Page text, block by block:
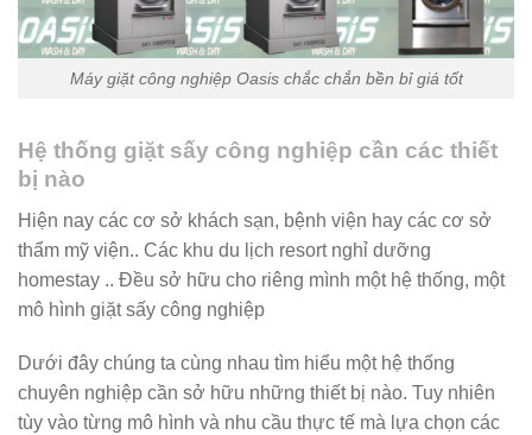
Máy giặt công nghiệp Oasis chắc chắn bền bỉ giá tốt
Hệ thống giặt sấy công nghiệp cần các thiết
bị nào
Hiện nay các cơ sở khách sạn, bệnh viện hay các cơ sở
thẩm mỹ viện.. Các khu du lịch resort nghỉ dưỡng
homestay .. Đều sở hữu cho riêng mình một hệ thống, một
mô hình giặt sấy công nghiệp
Dưới đây chúng ta cùng nhau tìm hiểu một hệ thống
chuyên nghiệp cần sở hữu những thiết bị nào. Tuy nhiên
tùy vào từng mô hình và nhu cầu thực tế mà lựa chọn các